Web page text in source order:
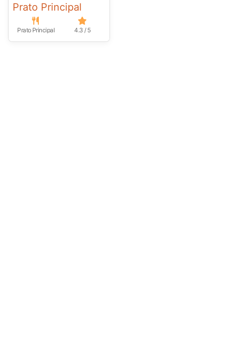
Prato Principal
Prato Principal 4.3 / 5